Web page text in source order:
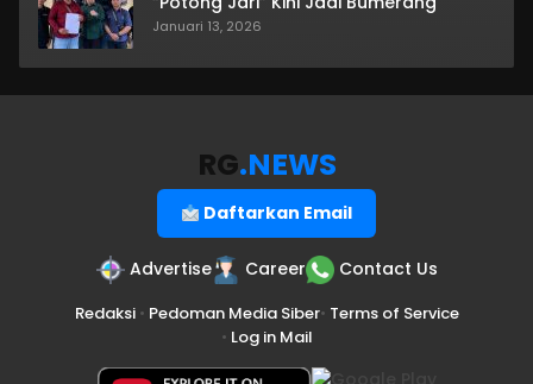
Januari 13, 2026
RG.NEWS
Daftarkan Email
Advertise Career Contact Us
Redaksi• Pedoman Media Siber• Terms of Service
• Log in Mail